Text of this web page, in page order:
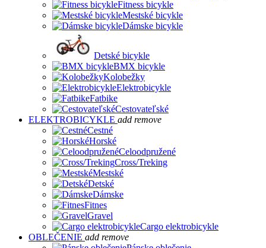
Fitness bicykle
Mestské bicykle
Dámske bicykle
Detské bicykle
BMX bicykle
Kolobežky
Elektrobicykle
Fatbike
Cestovateľské
ELEKTROBICYKLE add remove
Cestné
Horské
Celoodpružené
Cross/Treking
Mestské
Detské
Dámske
Fitnes
Gravel
Cargo elektrobicykle
OBLEČENIE add remove